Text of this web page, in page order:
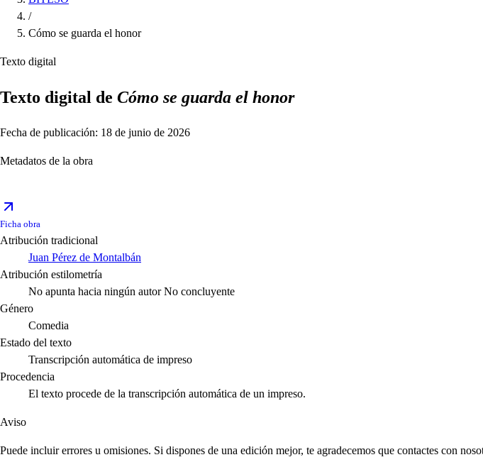
/
Cómo se guarda el honor
Texto digital
Texto digital de Cómo se guarda el honor
Fecha de publicación: 18 de junio de 2026
Metadatos de la obra
Ficha obra
Atribución tradicional
Juan Pérez de Montalbán
Atribución estilometría
No apunta hacia ningún autor No concluyente
Género
Comedia
Estado del texto
Transcripción automática de impreso
Procedencia
El texto procede de la transcripción automática de un impreso.
Aviso
Puede incluir errores u omisiones. Si dispones de una edición mejor, te agradecemos que contactes con